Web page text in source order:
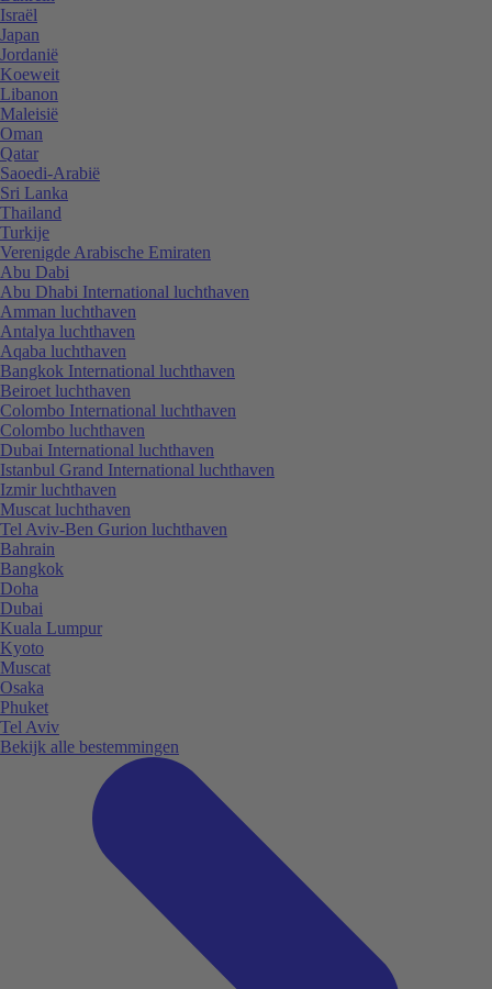
Israël
Japan
Jordanië
Koeweit
Libanon
Maleisië
Oman
Qatar
Saoedi-Arabië
Sri Lanka
Thailand
Turkije
Verenigde Arabische Emiraten
Abu Dabi
Abu Dhabi International luchthaven
Amman luchthaven
Antalya luchthaven
Aqaba luchthaven
Bangkok International luchthaven
Beiroet luchthaven
Colombo International luchthaven
Colombo luchthaven
Dubai International luchthaven
Istanbul Grand International luchthaven
Izmir luchthaven
Muscat luchthaven
Tel Aviv-Ben Gurion luchthaven
Bahrain
Bangkok
Doha
Dubai
Kuala Lumpur
Kyoto
Muscat
Osaka
Phuket
Tel Aviv
Bekijk alle bestemmingen